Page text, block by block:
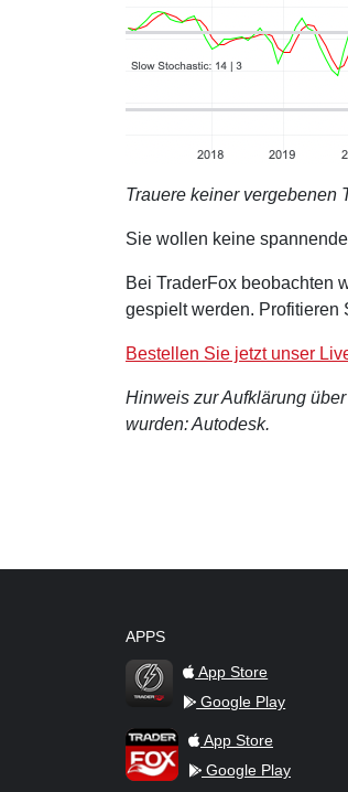
Trauere keiner vergebenen
Sie wollen keine
Bei TraderFox beobachten
gespielt werden. Profitieren
Bestellen Sie jetzt unser
Hinweis zur Aufklärung
wurden: Autodesk.
APPS
TraderFox Flash
App Store
Google Play
TraderFox AppApp Store
Google Play